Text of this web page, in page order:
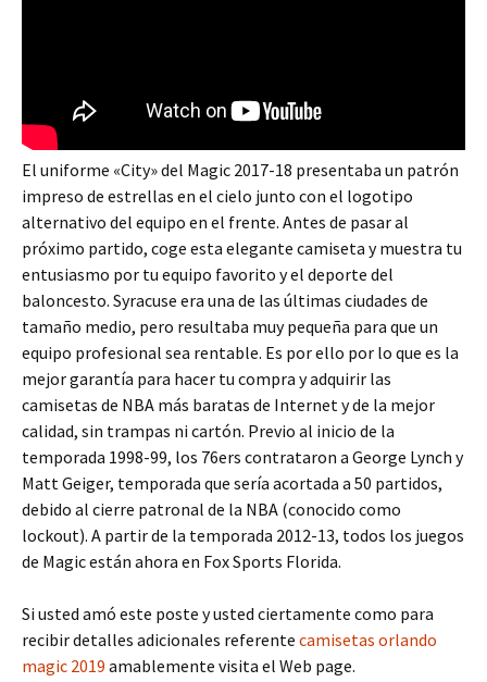
El uniforme «City» del Magic 2017-18 presentaba un patrón
impreso de estrellas en el cielo junto con el logotipo
alternativo del equipo en el frente. Antes de pasar al
próximo partido, coge esta elegante camiseta y muestra tu
entusiasmo por tu equipo favorito y el deporte del
baloncesto. Syracuse era una de las últimas ciudades de
tamaño medio, pero resultaba muy pequeña para que un
equipo profesional sea rentable. Es por ello por lo que es la
mejor garantía para hacer tu compra y adquirir las
camisetas de NBA más baratas de Internet y de la mejor
calidad, sin trampas ni cartón. Previo al inicio de la
temporada 1998-99, los 76ers contrataron a George Lynch y
Matt Geiger, temporada que sería acortada a 50 partidos,
debido al cierre patronal de la NBA (conocido como
lockout). A partir de la temporada 2012-13, todos los juegos
de Magic están ahora en Fox Sports Florida.
Si usted amó este poste y usted ciertamente como para
recibir detalles adicionales referente camisetas orlando
magic 2019 amablemente visita el Web page.